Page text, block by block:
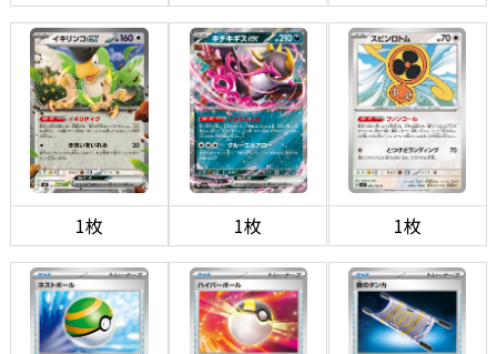
1枚 1枚 1枚